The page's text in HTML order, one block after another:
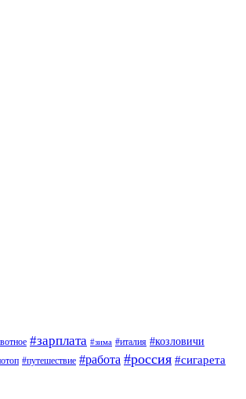
#зарплата #зима #италия #козловичи
#путешествие #работа #россия #сигарета